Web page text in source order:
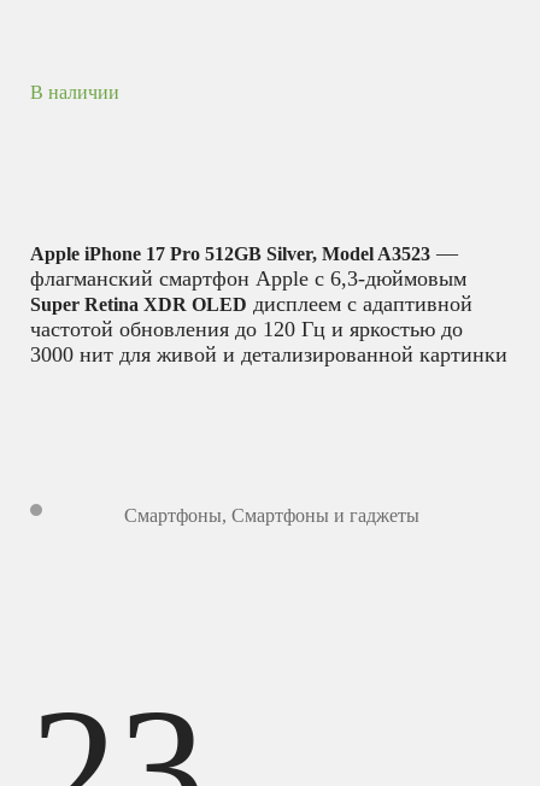
В наличии
Apple iPhone 17 Pro 512GB Silver, Model A3523 —
флагманский смартфон Apple с 6,3-дюймовым
Super Retina XDR OLED дисплеем с адаптивной
частотой обновления до 120 Гц и яркостью до
3000 нит для живой и детализированной картинки
Смартфоны, Смартфоны и гаджеты